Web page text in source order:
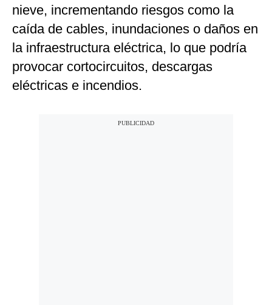
nieve, incrementando riesgos como la
caída de cables, inundaciones o daños en
la infraestructura eléctrica, lo que podría
provocar cortocircuitos, descargas
eléctricas e incendios.